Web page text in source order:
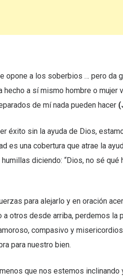
opone a los soberbios … pero da
a sí mismo hombre o mujer
de mí nada pueden hacer
éxito sin la ayuda de Dios,
es una cobertura que atrae la
diciendo: “Dios, no sé qué
para alejarlo y en oración
a otros desde arriba, perdemos la
compasivo y
para nuestro bien.
que nos estemos inclinando